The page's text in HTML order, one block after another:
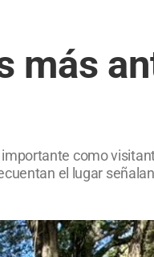
más
como
el lugar